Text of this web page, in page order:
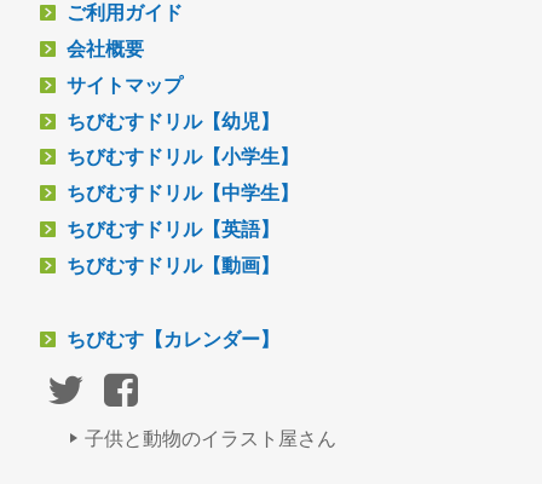
ご利用ガイド
会社概要
サイトマップ
ちびむすドリル【幼児】
ちびむすドリル【小学生】
ちびむすドリル【中学生】
ちびむすドリル【英語】
ちびむすドリル【動画】
ちびむす【カレンダー】
子供と動物のイラスト屋さん